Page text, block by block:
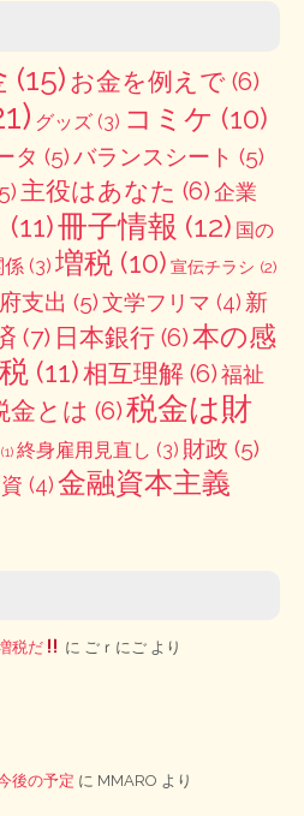
(15) お金を例えで (6)
グッズ (3) コミケ (10)
タ (5)バランスシート (5)
主役はあなた (6)企業
(11)冊子情報 (12) 国の
係 (3) 増税 (10) 宣伝チラシ (2)
支出 (5)文学フリマ (4) 新
(7) 日本銀行 (6)本の感
(11)相互理解 (6)福祉
金とは (6)税金は財
(1) 終身雇用見直し (3) 財政 (5)
(4)金融資本主義
税だ に ごｒにご より
後の予定 に MMARO より